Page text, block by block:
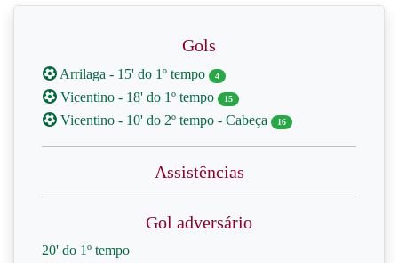
Gols
Arrilaga - 15' do 1º tempo 4
Vicentino - 18' do 1º tempo 15
Vicentino - 10' do 2º tempo - Cabeça 16
Assistências
Gol adversário
20' do 1º tempo